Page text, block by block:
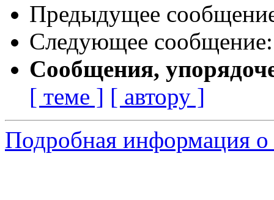
Предыдущее
Следующее
Сообщения,
[ теме ] [ автору ]
Подробная информация